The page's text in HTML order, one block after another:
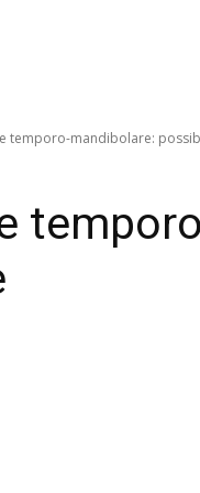
temporo-mandibolare: